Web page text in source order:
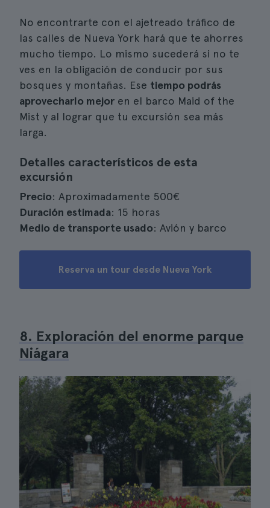
No encontrarte con el ajetreado tráfico de
las calles de Nueva York hará que te ahorres
mucho tiempo. Lo mismo sucederá si no te
ves en la obligación de conducir por sus
bosques y montañas. Ese tiempo podrás
aprovecharlo mejor en el barco Maid of the
Mist y al lograr que tu excursión sea más
larga.
Detalles característicos de esta
excursión
Precio: Aproximadamente 500€
Duración estimada: 15 horas
Medio de transporte usado: Avión y barco
Reserva un tour desde Nueva York
8. Exploración del enorme parque
Niágara